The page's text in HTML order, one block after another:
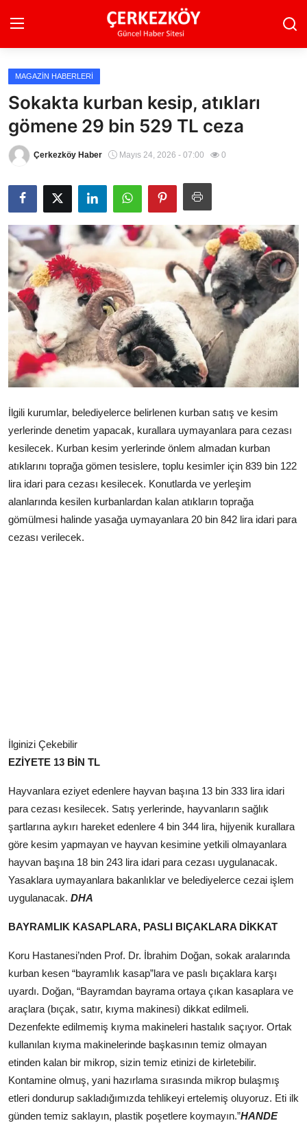
Ana Sayfa
Son Dakika
Ekonomi Haberleri
Magazin Haberleri
Spor Haberleri
Teknoloji Haberleri
Dünya Haberleri
Çerkezköy
MAGAZIN HABERLERI
Sokakta kurban kesip, atıkları
gömene 29 bin 529 TL ceza
Çerkezköy Haber Mayıs 24, 2026 - 07:00 0
İlgili kurumlar, belediyelerce belirlenen kurban satış ve kesim
yerlerinde denetim yapacak, kurallara uymayanlara para cezası
kesilecek. Kurban kesim yerlerinde önlem almadan kurban
atıklarını toprağa gömen tesislere, toplu kesimler için 839 bin 122
lira idari para cezası kesilecek. Konutlarda ve yerleşim
alanlarında kesilen kurbanlardan kalan atıkların toprağa
gömülmesi halinde yasağa uymayanlara 20 bin 842 lira idari para
cezası verilecek.
İlginizi Çekebilir
EZİYETE 13 BİN TL
Hayvanlara eziyet edenlere hayvan başına 13 bin 333 lira idari
para cezası kesilecek. Satış yerlerinde, hayvanların sağlık
şartlarına aykırı hareket edenlere 4 bin 344 lira, hijyenik kurallara
göre kesim yapmayan ve hayvan kesimine yetkili olmayanlara
hayvan başına 18 bin 243 lira idari para cezası uygulanacak.
Yasaklara uymayanlara bakanlıklar ve belediyelerce cezai işlem
uygulanacak. DHA
BAYRAMLIK KASAPLARA, PASLI BIÇAKLARA DİKKAT
Koru Hastanesi’nden Prof. Dr. İbrahim Doğan, sokak aralarında
kurban kesen “bayramlık kasap”lara ve paslı bıçaklara karşı
uyardı. Doğan, “Bayramdan bayrama ortaya çıkan kasaplara ve
araçlara (bıçak, satır, kıyma makinesi) dikkat edilmeli.
Dezenfekte edilmemiş kıyma makineleri hastalık saçıyor. Ortak
kullanılan kıyma makinelerinde başkasının temiz olmayan
etinden kalan bir mikrop, sizin temiz etinizi de kirletebilir.
Kontamine olmuş, yani hazırlama sırasında mikrop bulaşmış
etleri dondurup sakladığımızda tehlikeyi ertelemiş oluyoruz. Eti ilk
günden temiz saklayın, plastik poşetlere koymayın.”HANDE